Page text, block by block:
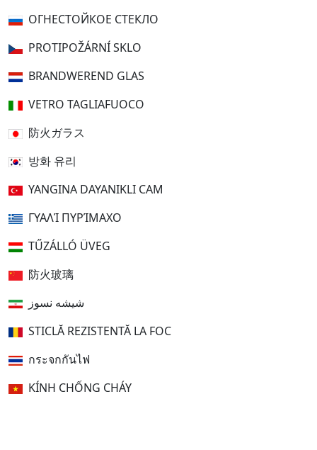
ОГНЕСТОЙКОЕ СТЕКЛО
PROTIPOŽÁRNÍ SKLO
BRANDWEREND GLAS
VETRO TAGLIAFUOCO
防火ガラス
방화 유리
YANGINA DAYANIKLI CAM
ΓΥΑΛΊ ΠΥΡΊΜΑΧΟ
TŰZÁLLÓ ÜVEG
防火玻璃
شیشه نسوز
STICLĂ REZISTENTĂ LA FOC
กระจกกันไฟ
KÍNH CHỐNG CHÁY